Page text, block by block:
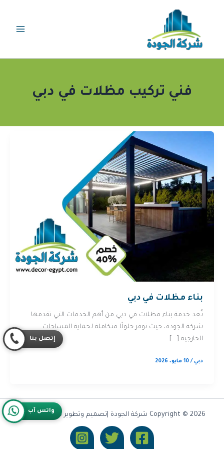
فني تركيب مظلات في دبي
بناء مظلات في دبي
تُعد خدمة بناء مظلات في دبي من أهم الخدمات التي تقدمها
شركة الجودة، حيث توفر حلولًا متكاملة لحماية المساحات
الخارجية […]
دبي/10 مايو، 2026
Copyright © 2026 شركة الجودة |تصميم وتطوير شركة Olymoo
واتس آب
إتصل بنا